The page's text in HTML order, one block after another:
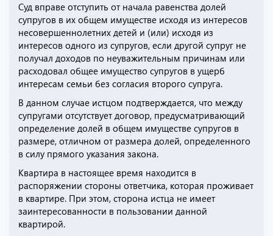
Суд вправе отступить от начала равенства долей
супругов в их общем имуществе исходя из интересов
несовершеннолетних детей и (или) исходя из
интересов одного из супругов, если другой супруг не
получал доходов по неуважительным причинам или
расходовал общее имущество супругов в ущерб
интересам семьи без согласия второго супруга.
В данном случае истцом подтверждается, что между
супругами отсутствует договор, предусматривающий
определение долей в общем имуществе супругов в
размере, отличном от размера долей, определенного
в силу прямого указания закона.
Квартира в настоящее время находится в
распоряжении стороны ответчика, которая проживает
в квартире. При этом, сторона истца не имеет
заинтересованности в пользовании данной
квартирой.